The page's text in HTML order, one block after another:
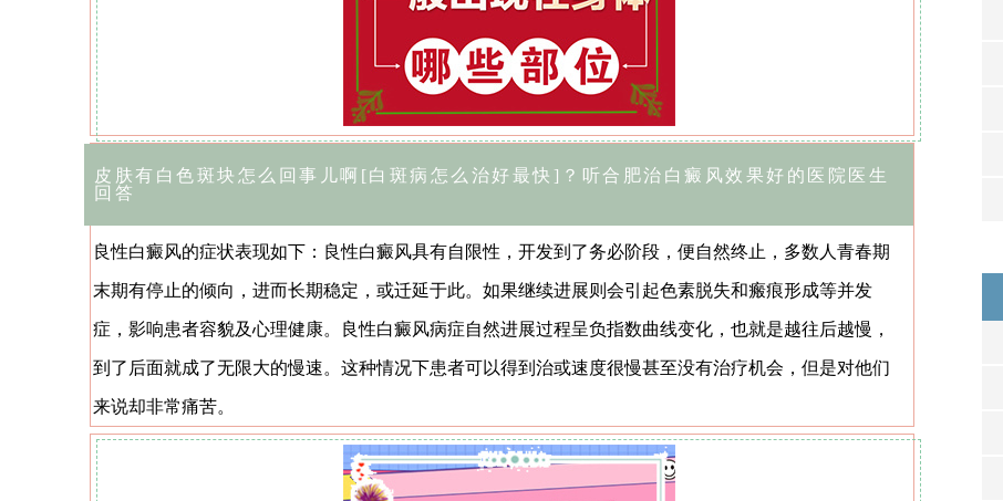
皮肤有白色斑块怎么回事儿啊[白斑病怎么治好最快]？听合肥治白癜风效果好的医院 医生
回答
良性白癜风的症状表现如下：良性白癜风具有自限性，开发到了务必阶段，便自然终止，多数人青春期
末期有停止的倾向，进而长期稳定，或迁延于此。如果继续进展则会引起色素脱失和瘢痕形成等并发
症，影响患者容貌及心理健康。良性白癜风病症自然进展过程呈负指数曲线变化，也就是越往后越慢，
到了后面就成了无限大的慢速。这种情况下患者可以得到治或速度很慢甚至没有治疗机会，但是对他们
来说却非常痛苦。